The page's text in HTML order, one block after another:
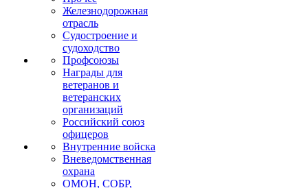
Железнодорожная
отрасль
Судостроение и
судоходство
Профсоюзы
Награды для
ветеранов и
ветеранских
организаций
Российский союз
офицеров
Внутренние войска
Вневедомственная
охрана
ОМОН, СОБР,